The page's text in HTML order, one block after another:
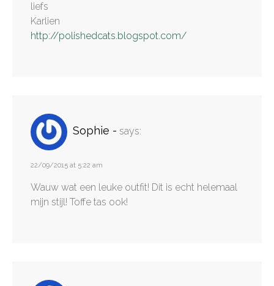
liefs
Karlien
http://polishedcats.blogspot.com/
Sophie - says:
22/09/2015 at 5:22 am
Wauw wat een leuke outfit! Dit is echt helemaal
mijn stijl! Toffe tas ook!